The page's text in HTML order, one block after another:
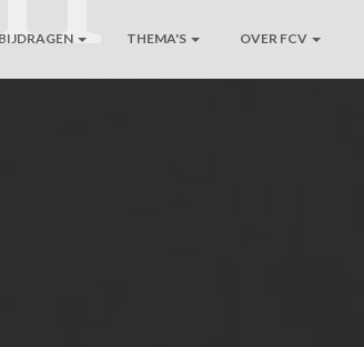
BIJDRAGEN THEMA'S OVER FCV